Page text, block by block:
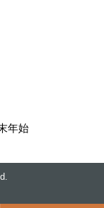
年始